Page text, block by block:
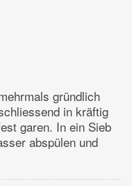
gründlich
in kräftig
garen. In ein Sieb
abspülen und